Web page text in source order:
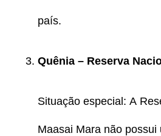
país.
Quênia – Reserva
Situação especial: A
Maasai Mara não possui